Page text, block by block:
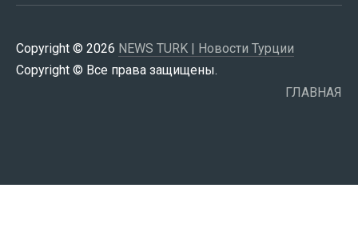
Copyright © 2026 NEWS TURK | Новости Турции
Copyright © Все права защищены.
ГЛАВНАЯ